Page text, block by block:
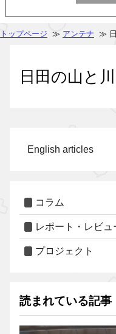
トップページ ≫ アンテナ ≫ 日
日田の山と
English articles
コラム
レポート・レビュ
プロジェクト
読まれている記事